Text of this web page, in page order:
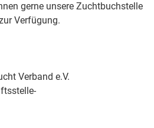
gerne unsere Zuchtbuchstelle
Verfügung.
Verband e.V.